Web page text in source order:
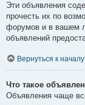
Эти объявления
прочесть их по
форумов и в вашем
объявлений
Вернуться к началу
Что такое
Объявления чаще